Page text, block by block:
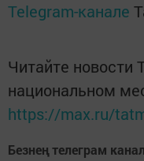
Telegram-канале
Читайте новости
национальном
https://max.ru/
Безнең телеграм